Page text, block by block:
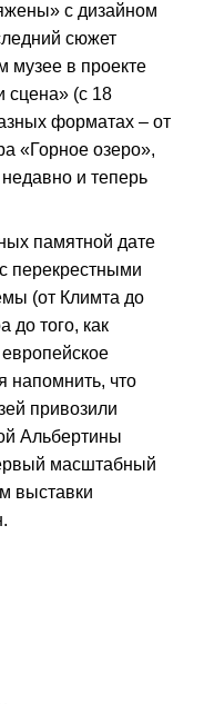
с дизайном
сюжет
музее в проекте
сцена» (с 18
форматах – от
«Горное озеро»,
и теперь
памятной дате
перекрестными
(от Климта до
до того, как
напомнить, что
привозили
Альбертины
масштабный
выставки